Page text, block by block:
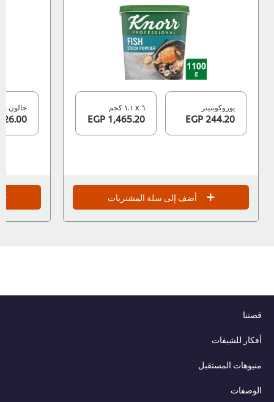
يوروكونتينر
244.20 EGP
1,465.20 EGP
أضف إلى سلة المشتريات
جالون
726.00 EGP
قصتنا
أفكار للشيفات
منيوهات المستقبل
الوصفات